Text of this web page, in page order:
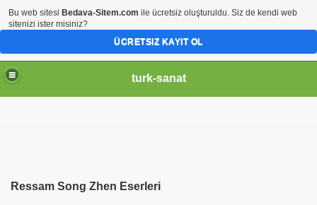
turk-sanat
Ressam Song Zhen Eserleri
Bu web sitesi Bedava-Sitem.com ile ücretsiz oluşturuldu. Siz de kendi web
sitenizi ister misiniz?
ÜCRETSIZ KAYIT OL